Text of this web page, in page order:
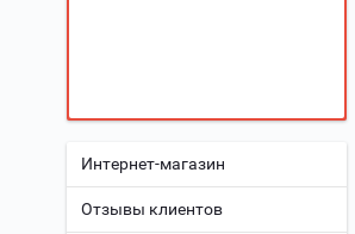
Интернет-магазин
Отзывы клиентов